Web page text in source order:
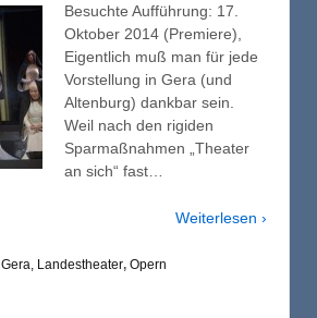
Besuchte Aufführung: 17.
Oktober 2014 (Premiere),
Eigentlich muß man für jede
Vorstellung in Gera (und
Altenburg) dankbar sein.
Weil nach den rigiden
Sparmaßnahmen „Theater
an sich“ fast…
Weiterlesen ›
Gera, Landestheater, Opern